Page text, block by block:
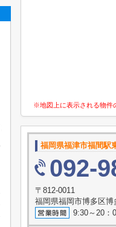
※地図上に表示される物件
福岡県福津市福間駅
092-
〒812-0011
福岡県福岡市博多区
9:30～20：